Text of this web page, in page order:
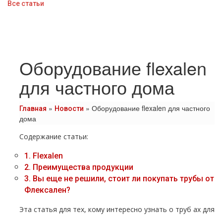
Все статьи
Оборудование flexalen
для частного дома
Главная » Новости » Оборудование flexalen для частного
дома
Содержание статьи:
1. Flехalеn
2. Преимущества продукции
3. Вы еще не решили, стоит ли покупать тpубы от
Флексален?
Эта статья для тех, кому интересно узнать о тpуб ах для